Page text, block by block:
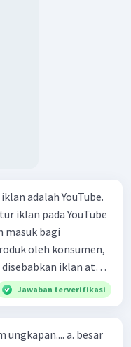
iklan pada YouTube
kepada
Jawaban terverifikasi
a. besar